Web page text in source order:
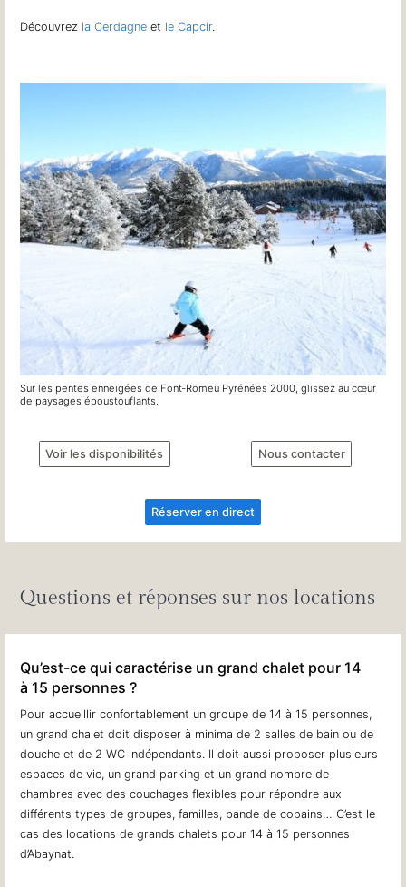
Découvrez la Cerdagne et le Capcir.
Sur les pentes enneigées de Font‐Romeu Pyrénées 2000, glissez au cœur
de paysages époustouflants.
Voir les disponibilités Nous contacter
Réserver en direct
Questions et réponses sur nos locations
Qu’est-ce qui caractérise un grand chalet pour 14
à 15 personnes ?
Pour accueillir confortablement un groupe de 14 à 15 personnes,
un grand chalet doit disposer à minima de 2 salles de bain ou de
douche et de 2 WC indépendants. Il doit aussi proposer plusieurs
espaces de vie, un grand parking et un grand nombre de
chambres avec des couchages flexibles pour répondre aux
différents types de groupes, familles, bande de copains… C’est le
cas des locations de grands chalets pour 14 à 15 personnes
d’Abaynat.